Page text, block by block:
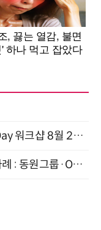
양자컴퓨팅 비즈니스·기술 입문 1-Day 워크샵 8월 28일 개최
B2B에서 B2C까지, 현장 실제 운영사례 : 동원그룹·OCI·다이닝브랜즈그룹·당근 (8/27)